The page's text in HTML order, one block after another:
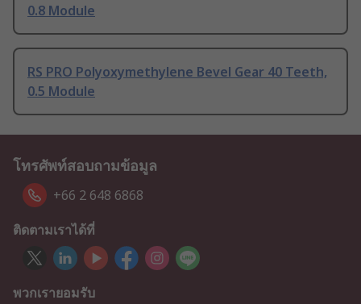
0.8 Module
RS PRO Polyoxymethylene Bevel Gear 40 Teeth,
0.5 Module
โทรศัพท์สอบถามข้อมูล
+66 2 648 6868
ติดตามเราได้ที่
พวกเรายอมรับ